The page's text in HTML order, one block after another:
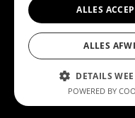
ALLES
ALLES
DETAILS
POWERED BY